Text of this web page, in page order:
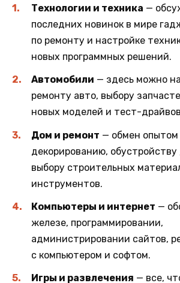
Технологии и техника —
последних новинок в мире
по ремонту и настройке
новых программных решений.
Автомобили — здесь можно
ремонту авто, выбору
новых моделей и тест-
Дом и ремонт — обмен опытом
декорированию,
выбору строительных
инструментов.
Компьютеры и интернет —
железе, программировании,
администрировании сайтов,
с компьютером и софтом.
Игры и развлечения — все,